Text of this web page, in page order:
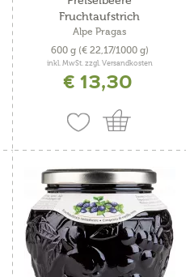
Fruchtaufstrich
Alpe Pragas
600 g (€ 22,17/1000 g)
inkl. MwSt. zzgl. Versandkosten
€ 13,30